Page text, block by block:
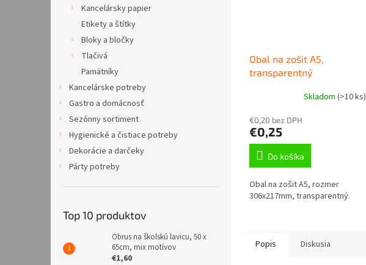
Kancelársky papier
Etikety a štítky
Bloky a bločky
Tlačivá
Pamätníky
Kancelárske potreby
Gastro a domácnosť
Sezónny sortiment
Hygienické a čistiace potreby
Dekorácie a darčeky
Párty potreby
Top 10 produktov
Obrus na školskú lavicu, 50 x
65cm, mix motívov
€1,60
Obal na zošit A5,
transparentný
Skladom (>10 ks)
€0,20 bez DPH
€0,25
Do košíka
Obal na zošit A5, rozmer
306x217mm, transparentný.
Popis Diskusia